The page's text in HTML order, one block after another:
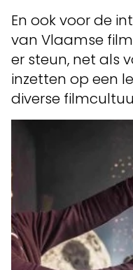
En ook voor de
van Vlaamse
er steun, net als
inzetten op een
diverse